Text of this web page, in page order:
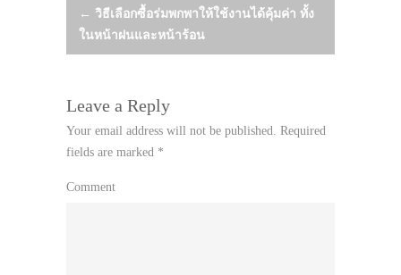
Post
navigation
← วิธีเลือกซื้อร่มพกพาให้ใช้งานได้คุ้มค่า ทั้ง
ในหน้าฝนและหน้าร้อน
Leave a Reply
Your email address will not be published. Required
fields are marked *
Comment